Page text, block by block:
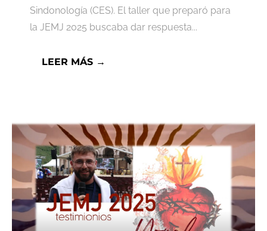
Sindonología (CES). El taller que preparó para
la JEMJ 2025 buscaba dar respuesta...
LEER MÁS →